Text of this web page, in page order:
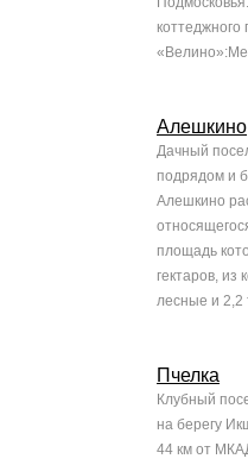
коттеджного
Алешкино
Дачный
подрядом и
Алешкино
площадь
гектаров, из
лесные и 2,2
Пчелка
Клубный
на берегу
44 км от